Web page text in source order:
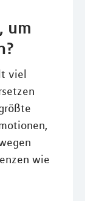
um
viel
wie